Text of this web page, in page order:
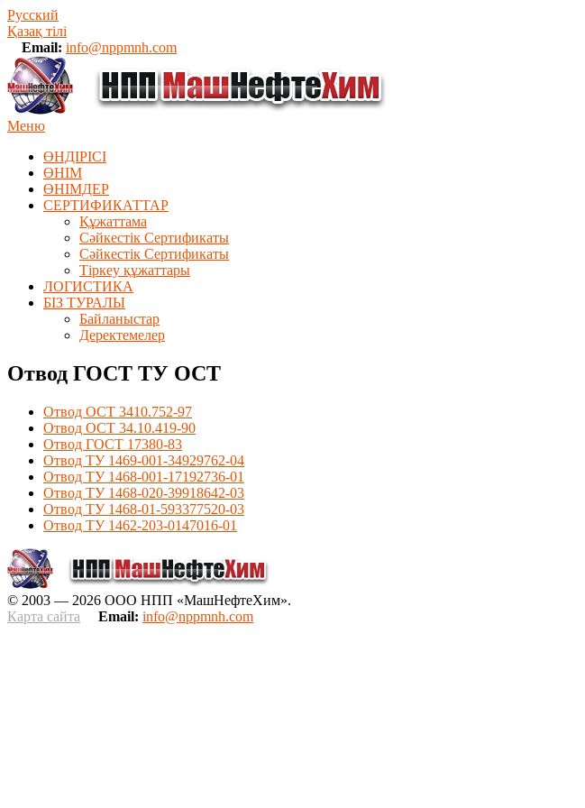
Русский
Қазақ тілі
Email: info@nppmnh.com
Меню
ӨНДІРІСІ
ӨНІМ
ӨHIМДЕР
СЕРТИФИКАТТАР
Құжаттама
Сәйкестік Сертификаты
Сәйкестік Сертификаты
Тіркеу құжаттары
ЛОГИСТИКА
БІЗ ТУРАЛЫ
Байланыстар
Деректемелер
Отвод ГОСТ ТУ ОСТ
Отвод ОСТ 3410.752-97
Отвод ОСТ 34.10.419-90
Отвод ГОСТ 17380-83
Отвод ТУ 1469-001-34929762-04
Отвод ТУ 1468-001-17192736-01
Отвод ТУ 1468-020-39918642-03
Отвод ТУ 1468-01-593377520-03
Отвод ТУ 1462-203-0147016-01
© 2003 — 2026 ООО НПП «МашНефтеХим».
Карта сайта
Email: info@nppmnh.com